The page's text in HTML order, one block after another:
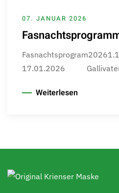
07. JANUAR 2026
17.01.2026
Weiterlesen